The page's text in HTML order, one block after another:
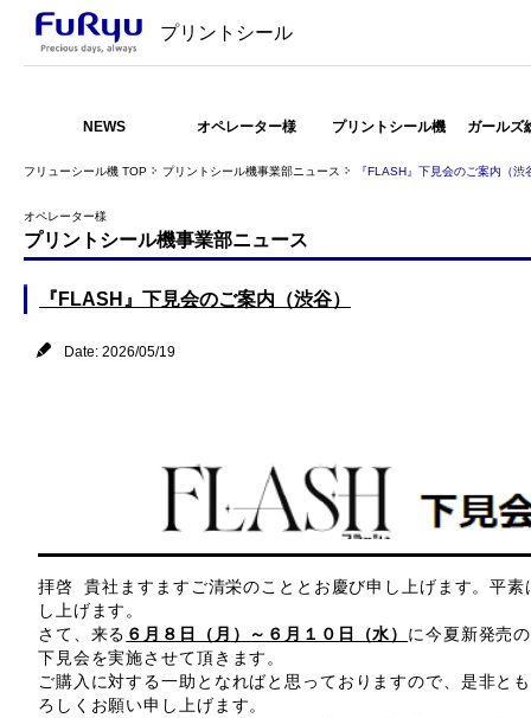
プリントシール
NEWS オペレーター様 プリントシール機 ガールズ
フリューシール機 TOP プリントシール機事業部ニュース 『FLASH』下見会のご案内（渋
オペレーター様
プリントシール機事業部ニュース
『FLASH』下見会のご案内（渋谷）
Date: 2026/05/19
拝啓 貴社ますますご清栄のこととお慶び申し上げます。平
し上げます。
さて、来る ６月８日（月）～６月１０日（水） に今夏新発売
下見会を実施させて頂きます。
ご購入に対する一助となればと思っておりますので、是非と
ろしくお願い申し上げます。